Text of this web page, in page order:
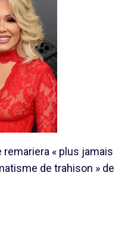
remariera « plus jamais
de trahison » de